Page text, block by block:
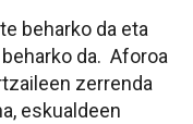
beharko da eta
da. Aforoa
zerrenda
eskualdeen